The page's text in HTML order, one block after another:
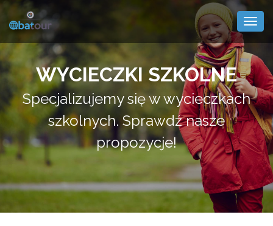
WYCIECZKI SZKOLNE
Specjalizujemy się w wycieczkach
szkolnych. Sprawdź nasze
propozycje!